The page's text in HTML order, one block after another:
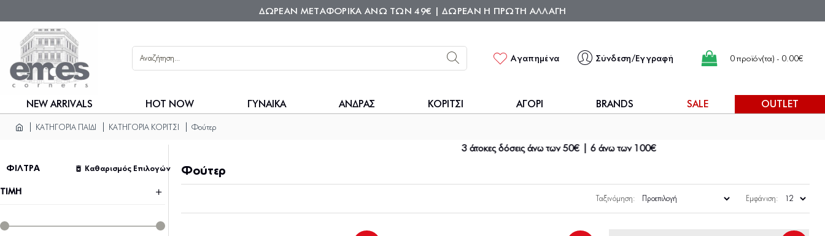
ΔΩΡΕΑΝ ΜΕΤΑΦΟΡΙΚΑ ΑΝΩ ΤΩΝ 49€ | ΔΩΡΕΑΝ H ΠΡΩΤΗ ΑΛΛΑΓΗ
Αγαπημένα Σύνδεση/Εγγραφή 0 προϊόν(τα) - 0.00€
NEW ARRIVALS HOT NOW ΓΥΝΑΙΚΑ ΑΝΔΡΑΣ ΚΟΡΙΤΣΙ ΑΓΟΡΙ BRANDS SALE OUTLET
ΚΑΤΗΓΟΡΙΑ ΠΑΙΔΙ ΚΑΤΗΓΟΡΙΑ ΚΟΡΙΤΣΙ Φούτερ
3 άτοκες δόσεις άνω των 50€ | 6 άνω των 100€
ΦΙΛΤΡΑ Καθαρισμός Επιλογών
ΤΙΜΗ
Φούτερ
Ταξινόμηση: Εμφάνιση: